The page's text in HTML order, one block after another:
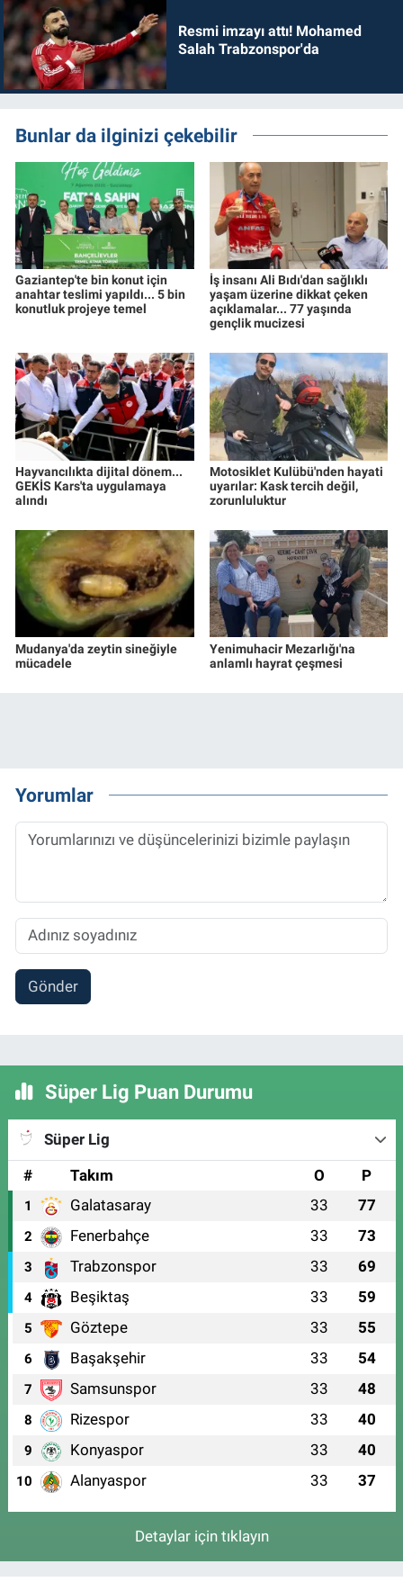
Resmi imzayı attı! Mohamed
Salah Trabzonspor'da
Bunlar da ilginizi çekebilir
Gaziantep'te bin konut için
anahtar teslimi yapıldı... 5 bin
konutluk projeye temel
İş insanı Ali Bıdı'dan sağlıklı
yaşam üzerine dikkat çeken
açıklamalar... 77 yaşında
gençlik mucizesi
Hayvancılıkta dijital dönem...
GEKİS Kars'ta uygulamaya
alındı
Motosiklet Kulübü'nden hayati
uyarılar: Kask tercih değil,
zorunluluktur
Mudanya'da zeytin sineğiyle
mücadele
Yenimuhacir Mezarlığı'na
anlamlı hayrat çeşmesi
Yorumlar
Gönder
Süper Lig Puan Durumu
Süper Lig
#
Takım O P
1 Galatasaray 33 77
2 Fenerbahçe 33 73
3 Trabzonspor 33 69
4 Beşiktaş 33 59
5 Göztepe 33 55
6 Başakşehir 33 54
7 Samsunspor 33 48
8 Rizespor 33 40
9 Konyaspor 33 40
10 Alanyaspor 33 37
Detaylar için tıklayın